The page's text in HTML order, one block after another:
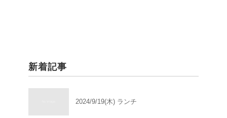
新着記事
2024/9/19(木) ランチ